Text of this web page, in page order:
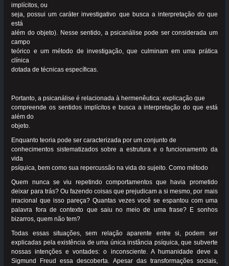
implícitos, ou
seja, possui um caráter investigativo que busca a interpretação do que
está
além do objeto). Nesse sentido, a psicanálise pode ser considerada um
campo
teórico e um método de investigação, que culminam em uma prática
clínica
dotada de técnicas específicas.
Portanto, a psicanálise é relacionada à hermenêutica: explicação que
compreende os sentidos implícitos e busca a interpretação do que está
além do
objeto.
Enquanto teoria pode ser caracterizada por um conjunto de
conhecimentos sistematizados sobre a estrutura e o funcionamento da
vida
psíquica, bem como sua repercussão na vida do sujeito. Como método
Quem nunca se viu repetindo comportamentos que havia prometido
deixar para trás? Ou fazendo coisas que prejudicam a si mesmo, por mais
irracional que isso pareça? Quantas vezes você se espantou com uma
palavra fora de contexto que saiu no meio de uma frase? E sonhos
bizarros, quem não tem?
Todas essas situações, sem relação aparente entre si, podem ser
explicadas pela existência de uma única instância psíquica, que subverte
nossas intenções e vontades: o inconsciente. A humanidade deve a
Sigmund Freud essa descoberta. Apesar das transformações sociais,